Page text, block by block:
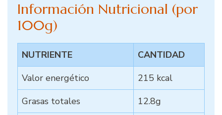
Información Nutricional (por
100g)
NUTRIENTE
CANTIDAD
Valor energético
215 kcal
Grasas totales
12.8g